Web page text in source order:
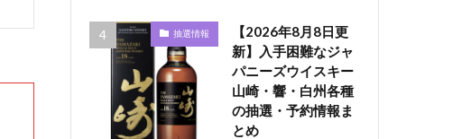
抽選情報
【2026年8月8日更
新】入手困難なジャ
パニーズウイスキー
山崎・響・白州各種
の抽選・予約情報ま
とめ